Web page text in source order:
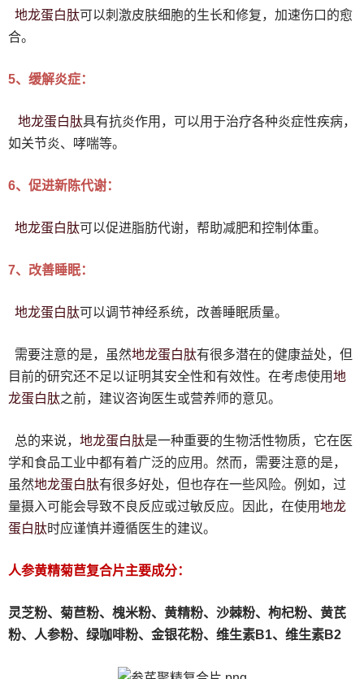
地龙蛋白肽可以刺激皮肤细胞的生长和修复，加速伤口的愈
合。
5、缓解炎症：
地龙蛋白肽具有抗炎作用，可以用于治疗各种炎症性疾病，
如关节炎、哮喘等。
6、促进新陈代谢：
地龙蛋白肽可以促进脂肪代谢，帮助减肥和控制体重。
7、改善睡眠：
地龙蛋白肽可以调节神经系统，改善睡眠质量。
需要注意的是，虽然地龙蛋白肽有很多潜在的健康益处，但
目前的研究还不足以证明其安全性和有效性。在考虑使用地
龙蛋白肽之前，建议咨询医生或营养师的意见。
总的来说， 地龙蛋白肽是一种重要的生物活性物质，它在医
学和食品工业中都有着广泛的应用。然而，需要注意的是，
虽然地龙蛋白肽有很多好处，但也存在一些风险。例如，过
量摄入可能会导致不良反应或过敏反应。因此，在使用地龙
蛋白肽时应谨慎并遵循医生的建议。
人参黄精菊苣复合片主要成分：
灵芝粉、 菊苣粉、 槐米粉、 黄精粉、沙棘粉、枸杞粉、黄芪
粉、人参粉、绿咖啡粉、金银花粉、维生素B1、维生素B2